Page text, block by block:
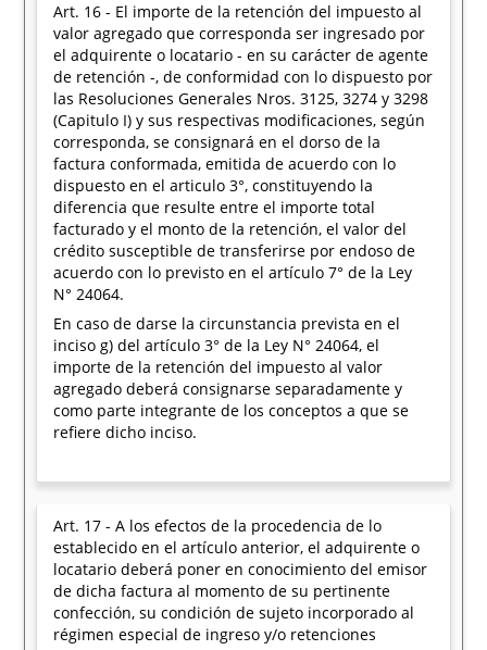
Art. 16 - El importe de la retención del impuesto al
valor agregado que corresponda ser ingresado por
el adquirente o locatario - en su carácter de agente
de retención -, de conformidad con lo dispuesto por
las Resoluciones Generales Nros. 3125, 3274 y 3298
(Capitulo I) y sus respectivas modificaciones, según
corresponda, se consignará en el dorso de la
factura conformada, emitida de acuerdo con lo
dispuesto en el articulo 3°, constituyendo la
diferencia que resulte entre el importe total
facturado y el monto de la retención, el valor del
crédito susceptible de transferirse por endoso de
acuerdo con lo previsto en el artículo 7° de la Ley
N° 24064.
En caso de darse la circunstancia prevista en el
inciso g) del artículo 3° de la Ley N° 24064, el
importe de la retención del impuesto al valor
agregado deberá consignarse separadamente y
como parte integrante de los conceptos a que se
refiere dicho inciso.
Art. 17 - A los efectos de la procedencia de lo
establecido en el artículo anterior, el adquirente o
locatario deberá poner en conocimiento del emisor
de dicha factura al momento de su pertinente
confección, su condición de sujeto incorporado al
régimen especial de ingreso y/o retenciones